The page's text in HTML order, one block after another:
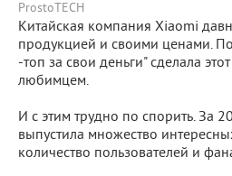
ProstoTECH
Китайская компания Xiaomi
продукцией и своими ценами.
-топ за свои деньги" сделала
любимцем.
И с этим трудно по спорить. За
выпустила множество
количество пользователей и